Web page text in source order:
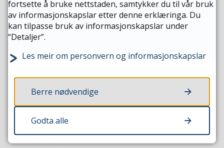
Send e-post
Informasjonssikkerheitsleiar
Telefon90 08 85 78
Kommunehuset
Ekspedisjon: Kl. 10.00 til 14.00
fortsette å bruke nettstaden, samtykker du til vår bruk
av informasjonskapslar etter denne erklæringa. Du
kan tilpasse bruk av informasjonskapslar under
“Detaljer”.
Les meir om personvern og informasjonskapslar
Berre nødvendige
Godta alle